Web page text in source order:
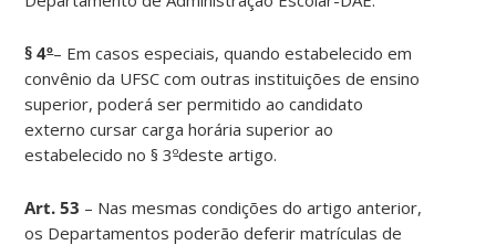
§ 4º– Em casos especiais, quando estabelecido em
convênio da UFSC com outras instituições de ensino
superior, poderá ser permitido ao candidato
externo cursar carga horária superior ao
estabelecido no § 3ºdeste artigo.
Art. 53 – Nas mesmas condições do artigo anterior,
os Departamentos poderão deferir matrículas de